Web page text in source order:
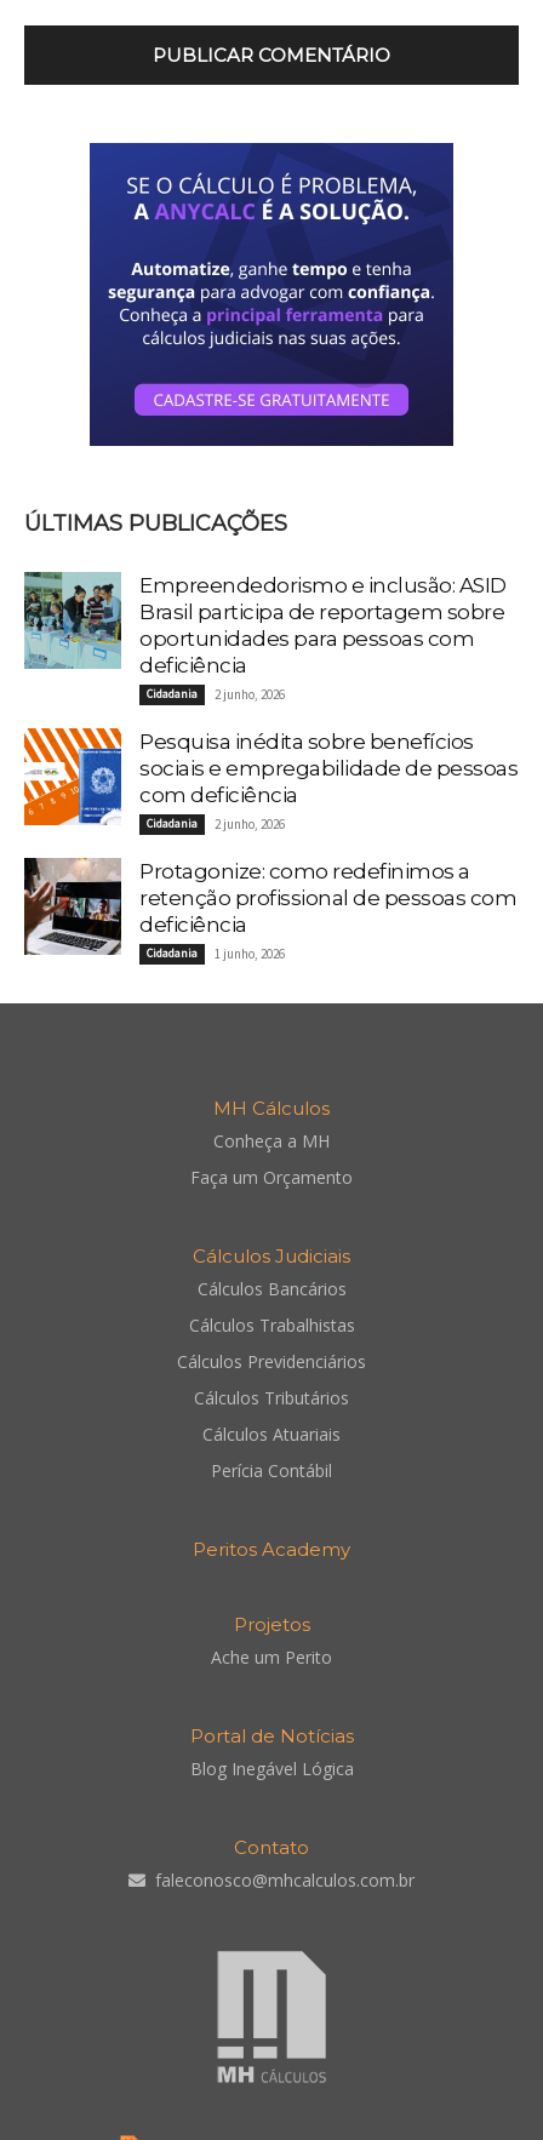
ÚLTIMAS PUBLICAÇÕES
Empreendedorismo e inclusão: ASID
Brasil participa de reportagem sobre
oportunidades para pessoas com
deficiência
Cidadania 2 junho, 2026
Pesquisa inédita sobre benefícios
sociais e empregabilidade de pessoas
com deficiência
Cidadania 2 junho, 2026
Protagonize: como redefinimos a
retenção profissional de pessoas com
deficiência
Cidadania 1 junho, 2026
MH Cálculos
Conheça a MH
Faça um Orçamento
Cálculos Judiciais
Cálculos Bancários
Cálculos Trabalhistas
Cálculos Previdenciários
Cálculos Tributários
Cálculos Atuariais
Perícia Contábil
Peritos Academy
Projetos
Ache um Perito
Portal de Notícias
Blog Inegável Lógica
Contato
faleconosco@mhcalculos.com.br